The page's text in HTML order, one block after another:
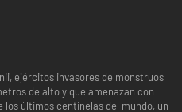
ejércitos invasores de monstruos
de alto y que amenazan con
los últimos centinelas del mundo, un